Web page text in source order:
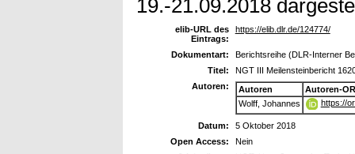
19.-21.09.2018
elib-URL des
Eintrags:
https://elib.dlr.de/124774/
Dokumentart:
Berichtsreihe (DLR-Interner
Titel:
NGT III Meilensteinbericht
Autoren:
Autoren
Autoren-
Wolff, Johannes
https://
Datum:
5 Oktober 2018
Open Access:
Nein